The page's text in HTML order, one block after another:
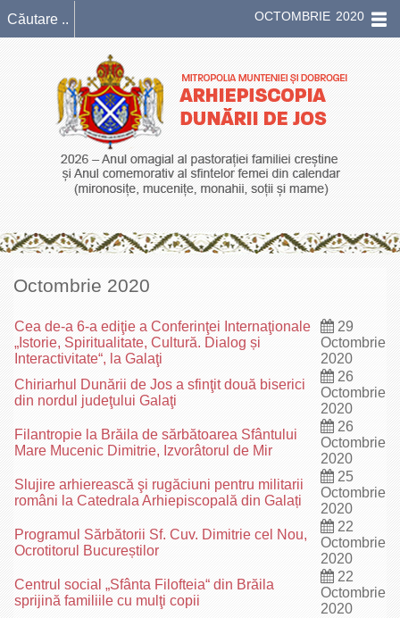
OCTOMBRIE 2020
Octombrie 2020
Cea de-a 6-a ediţie a Conferinţei Internaţionale
„Istorie, Spiritualitate, Cultură. Dialog și
Interactivitate“, la Galaţi
29
Octombrie
2020
Chiriarhul Dunării de Jos a sfinţit două biserici
din nordul judeţului Galaţi
26
Octombrie
2020
Filantropie la Brăila de sărbătoarea Sfântului
Mare Mucenic Dimitrie, Izvorâtorul de Mir
26
Octombrie
2020
Slujire arhierească şi rugăciuni pentru militarii
români la Catedrala Arhiepiscopală din Galați
25
Octombrie
2020
Programul Sărbătorii Sf. Cuv. Dimitrie cel Nou,
Ocrotitorul Bucureștilor
22
Octombrie
2020
Centrul social „Sfânta Filofteia“ din Brăila
sprijină familiile cu mulţi copii
22
Octombrie
2020